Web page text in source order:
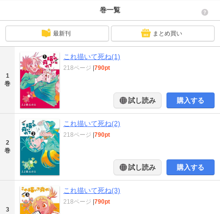
巻一覧
最新刊 まとめ買い
1
巻
これ描いて死ね(1)
218ページ 790pt
試し読み 購入する
2
巻
これ描いて死ね(2)
218ページ 790pt
試し読み 購入する
3
これ描いて死ね(3)
218ページ 790pt